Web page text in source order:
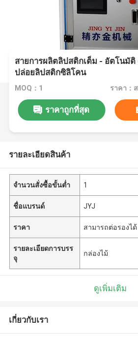
สายการผลิตลิปสติกเต็ม - อัตโนมัติ
ปล่อยลิปสติกซิลิโคน
MOQ：1 ราคา：
ราคาถูกที่สุด
รายละเอียดสินค้า
จำนวนสั่งซื้อขั้นต่ำ 1
ชื่อแบรนด์ JYJ
ราคา สามารถต่อรองได้
รายละเอียดการบรร
จุ
กล่องไม้
ดูเพิ่มเติม
เกี่ยวกับเรา